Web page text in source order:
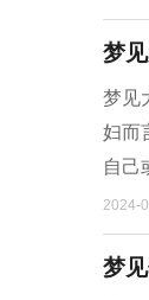
梦
梦见
妇而
自己
2024-
梦